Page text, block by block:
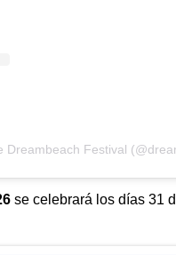
Dreambeach Festival
se celebrará los días 31